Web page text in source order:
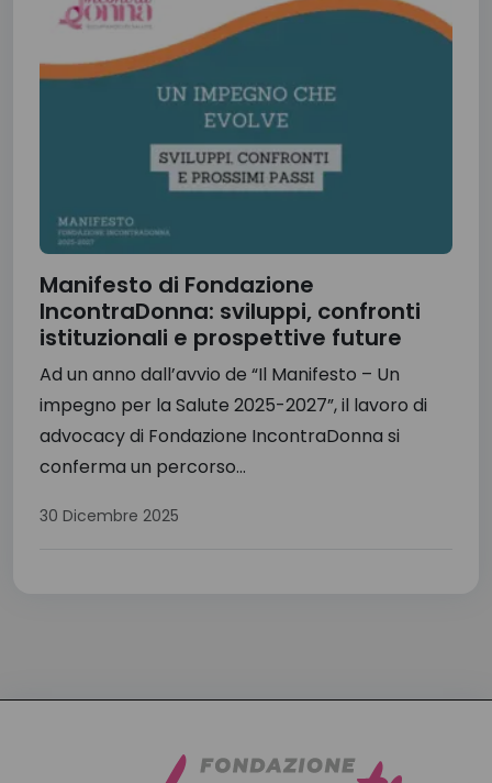
Manifesto di Fondazione
IncontraDonna: sviluppi, confronti
istituzionali e prospettive future
Ad un anno dall’avvio de “Il Manifesto – Un
impegno per la Salute 2025-2027”, il lavoro di
advocacy di Fondazione IncontraDonna si
conferma un percorso...
30 Dicembre 2025